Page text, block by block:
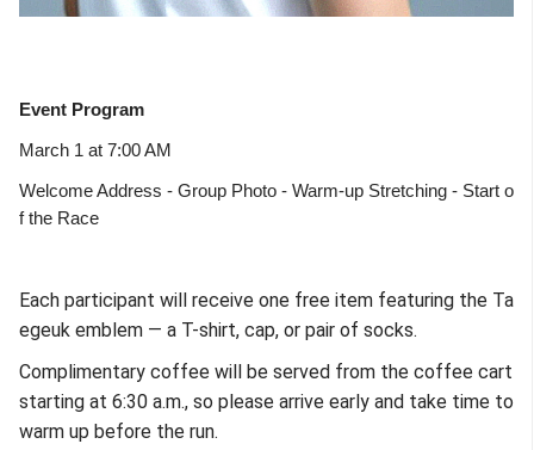
Event Program
March 1 at 7:00 AM
Welcome Address - Group Photo - Warm-up Stretching - Start o
f the Race
Each participant will receive one free item featuring the Ta
egeuk emblem — a T-shirt, cap, or pair of socks.
Complimentary coffee will be served from the coffee cart
starting at 6:30 a.m., so please arrive early and take time to
warm up before the run.